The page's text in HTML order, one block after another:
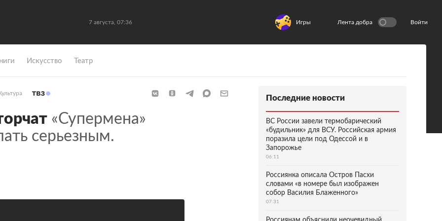
7 августа, 07:36 Игры Лента добра Войти
Искусство Театр
«Супермена»
серьезным.
Последние новости
ВС России завели термобарический
«будильник» для ВСУ. Российская армия
поразила цели под Одессой и в
Запорожье
06:11
Россиянка описала Остров Пасхи
словами «в номере был изображен
собор Василия Блаженного»
07:31